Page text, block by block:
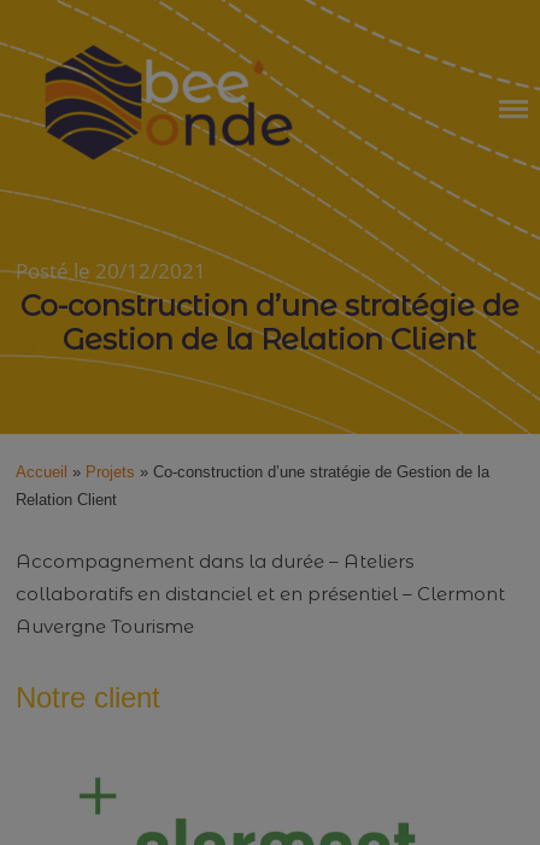
to
content
BEE'ONDE
Posté le 20/12/2021
Co-construction d’une stratégie de
Gestion de la Relation Client
Accueil » Projets »Co-construction d’une stratégie de Gestion de la
Relation Client
Accompagnement dans la durée – Ateliers
collaboratifs en distanciel et en présentiel – Clermont
Auvergne Tourisme
Notre client